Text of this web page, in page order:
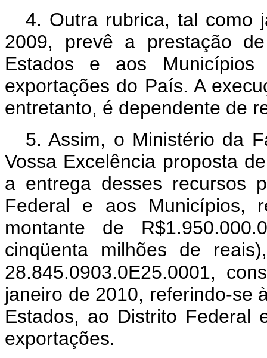
4. Outra rubrica, tal como
2009, prevê a prestação
Estados e aos
exportações do País. A
entretanto, é dependente de
5. Assim, o Ministério da
Vossa Excelência proposta
a entrega desses recursos
Federal e aos Municípios,
montante de
cinqüenta milhões de
28.845.0903.0E25.0001,
janeiro de 2010, referindo-se
Estados, ao Distrito Federal
exportações.